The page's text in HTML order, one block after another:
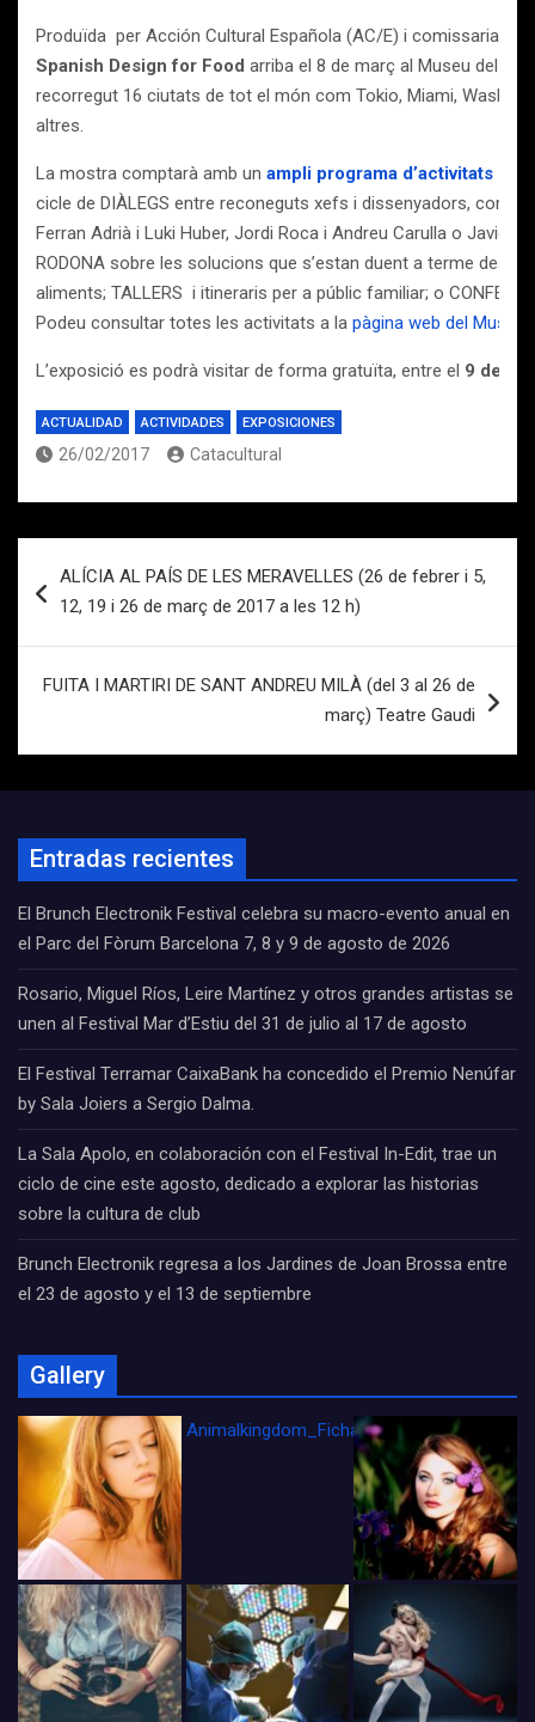
Produïda per Acción Cultural Española (AC/E) i comissariada
Spanish Design for Food arriba el 8 de març al Museu del
recorregut 16 ciutats de tot el món com Tokio, Miami,
altres.
La mostra comptarà amb un ampli programa d’activitats
cicle de DIÀLEGS entre reconeguts xefs i dissenyadors, com
Ferran Adrià i Luki Huber, Jordi Roca i Andreu Carulla o Javier
RODONA sobre les solucions que s’estan duent a terme des
aliments; TALLERS i itineraris per a públic familiar; o
Podeu consultar totes les activitats a la pàgina web del Museu.
L’exposició es podrà visitar de forma gratuïta, entre el 9 de
ACTUALIDAD ACTIVIDADES EXPOSICIONES
26/02/2017 Catacultural
de
ALÍCIA AL PAÍS DE LES MERAVELLES (26 de febrer i 5,
12, 19 i 26 de març de 2017 a les 12 h)
FUITA I MARTIRI DE SANT ANDREU MILÀ (del 3 al 26 de
març) Teatre Gaudi
Entradas recientes
El Brunch Electronik Festival celebra su macro-evento anual en
el Parc del Fòrum Barcelona 7, 8 y 9 de agosto de 2026
Rosario, Miguel Ríos, Leire Martínez y otros grandes artistas se
unen al Festival Mar d’Estiu del 31 de julio al 17 de agosto
El Festival Terramar CaixaBank ha concedido el Premio Nenúfar
by Sala Joiers a Sergio Dalma.
La Sala Apolo, en colaboración con el Festival In-Edit, trae un
ciclo de cine este agosto, dedicado a explorar las historias
sobre la cultura de club
Brunch Electronik regresa a los Jardines de Joan Brossa entre
el 23 de agosto y el 13 de septiembre
Gallery
Animalkingdom_FichaCine